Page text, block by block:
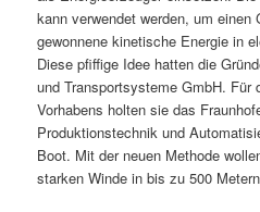
kann verwendet werden, um einen
gewonnene kinetische Energie in
Diese pfiffige Idee hatten die
und Transportsysteme GmbH. Für
Vorhabens holten sie das
Produktionstechnik und
Boot. Mit der neuen Methode
starken Winde in bis zu 500